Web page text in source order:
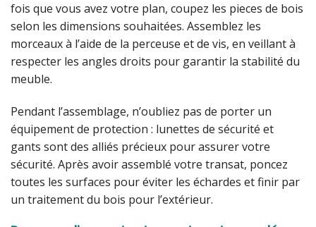
fois que vous avez votre plan, coupez les pieces de bois
selon les dimensions souhaitées. Assemblez les
morceaux à l’aide de la perceuse et de vis, en veillant à
respecter les angles droits pour garantir la stabilité du
meuble.
Pendant l’assemblage, n’oubliez pas de porter un
équipement de protection : lunettes de sécurité et
gants sont des alliés précieux pour assurer votre
sécurité. Après avoir assemblé votre transat, poncez
toutes les surfaces pour éviter les échardes et finir par
un traitement du bois pour l’extérieur.